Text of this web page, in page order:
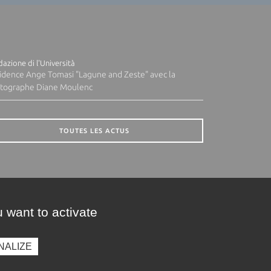
di l'Università
Ange Tomasi "Lagune and Zeste" avec la
Diane Moulenc
TOUTES LES ACTUS
want to activate